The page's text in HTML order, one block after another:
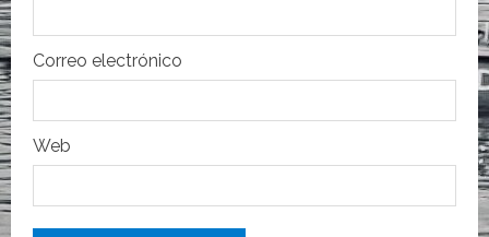
a
d
a
s
Correo electrónico
Web